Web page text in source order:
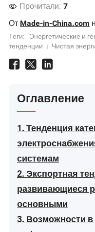
Прочитали: 7
От Made-in-China.com
Теги: Энергетические и
тенденции
Чистая
Оглавление
1. Тенденция
системам
2. Экспортная
развивающиеся
основными
3. Возможности в